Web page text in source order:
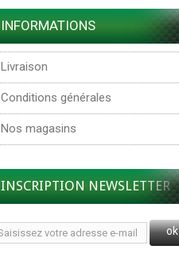
INFORMATIONS
Livraison
Conditions générales
Nos magasins
INSCRIPTION NEWSLETTER
ok